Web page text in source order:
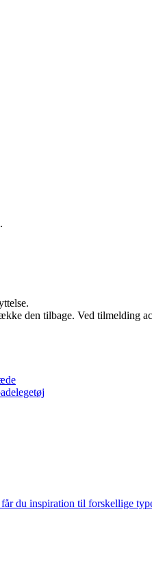
den tilbage. Ved tilmelding
du inspiration til forskellige